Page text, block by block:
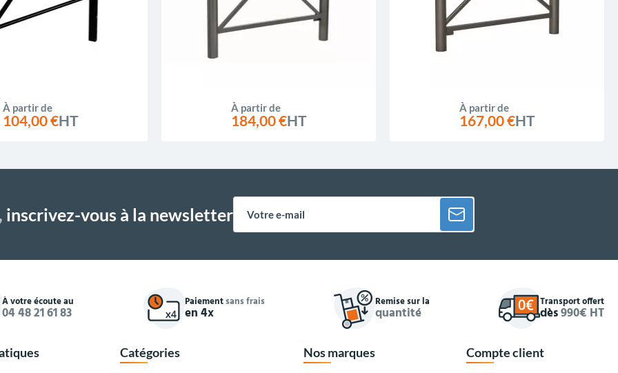
À partir de
104,00 €HT
À partir de
184,00 €HT
À partir de
167,00 €HT
inscrivez-vous à la newsletter
À votre écoute au
04 48 21 61 83
Paiementsans frais
en 4x
Remise sur la
quantité
Transport offert
dès990€ HT
Catégories Nos marques Compte client